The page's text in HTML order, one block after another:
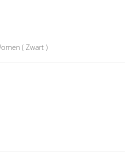
( Zwart )